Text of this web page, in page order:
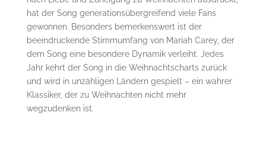
hat der Song generationsübergreifend viele Fans
gewonnen. Besonders bemerkenswert ist der
beeindruckende Stimmumfang von Mariah Carey, der
dem Song eine besondere Dynamik verleiht. Jedes
Jahr kehrt der Song in die Weihnachtscharts zurück
und wird in unzähligen Ländern gespielt – ein wahrer
Klassiker, der zu Weihnachten nicht mehr
wegzudenken ist.